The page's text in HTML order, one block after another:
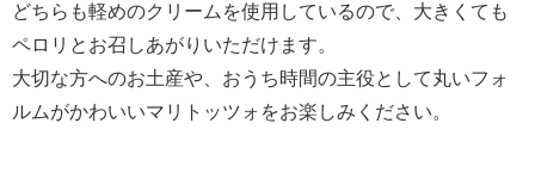
どちらも軽めのクリームを使用しているので、大きくても
ペロリとお召しあがりいただけます。
大切な方へのお土産や、おうち時間の主役として丸いフォ
ルムがかわいいマリトッツォをお楽しみください。